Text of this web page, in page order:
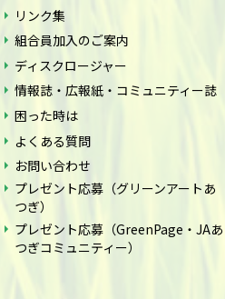
リンク集
組合員加入のご案内
ディスクロージャー
情報誌・広報紙・コミュニティー誌
困った時は
よくある質問
お問い合わせ
プレゼント応募（グリーンアートあ
つぎ）
プレゼント応募（GreenPage・JAあ
つぎコミュニティー）